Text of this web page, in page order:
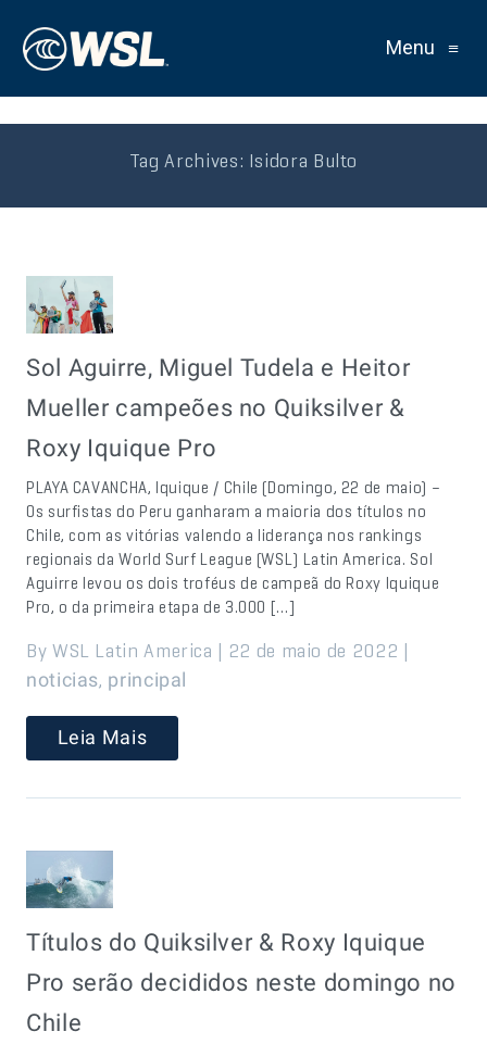
Menu ≡
Tag Archives: Isidora Bulto
Sol Aguirre, Miguel Tudela e Heitor
Mueller campeões no Quiksilver &
Roxy Iquique Pro
PLAYA CAVANCHA, Iquique / Chile (Domingo, 22 de maio) –
Os surfistas do Peru ganharam a maioria dos títulos no
Chile, com as vitórias valendo a liderança nos rankings
regionais da World Surf League (WSL) Latin America. Sol
Aguirre levou os dois troféus de campeã do Roxy Iquique
Pro, o da primeira etapa de 3.000 […]
By WSL Latin America | 22 de maio de 2022 |
noticias, principal
Leia Mais
Títulos do Quiksilver & Roxy Iquique
Pro serão decididos neste domingo no
Chile